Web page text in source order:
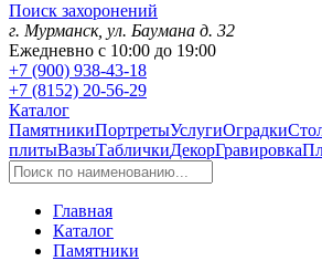
Поиск захоронений
г. Мурманск, ул. Баумана д. 32
Ежедневно с 10:00 до 19:00
+7 (900) 938-43-18
+7 (8152) 20-56-29
Каталог
ПамятникиПортретыУслугиОградки
плитыВазыТабличкиДекорГравировка
Главная
Каталог
Памятники